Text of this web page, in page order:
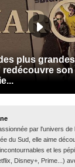
plus
son
par l'univers de
du Sud, elle aime
et les
Disney+, Prime...)